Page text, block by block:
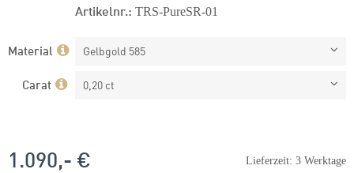
Artikelnr.: TRS-PureSR-01
Material Gelbgold 585
Carat 0,20 ct
Lieferzeit: 3 Werktage
1.090,- €